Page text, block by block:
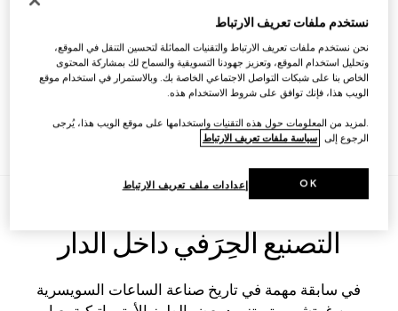
الساعات الأوتوماتيكية
اقرأ المزيد
الساعات المصنوعة من
الفولاذ
التصنيع الحِرَفي داخل الدار
في سابقة مهمة في تاريخ صناعة الساعات السويسرية
نستخدم ملفات تعريف الارتباط
نحن نستخدم ملفات تعريف الارتباط والتقنيات المماثلة لتحسين التنقل في الموقع،
وتحليل استخدام الموقع، وتعزيز جهودنا التسويقية والسماح لك بمشاركة المحتوى
الخاص بنا على شبكات التواصل الاجتماعي الخاصة بك. وبالاستمرار في استخدام موقع
الويب هذا، فإنك توافق على شروط الاستخدام هذه.
.لمزيد من المعلومات حول هذه التقنيات واستخدامها على موقع الويب هذا، يُرجى
الرجوع إلى سياسة ملفات تعريف الارتباط
إعدادات ملف تعريف الارتباط OK